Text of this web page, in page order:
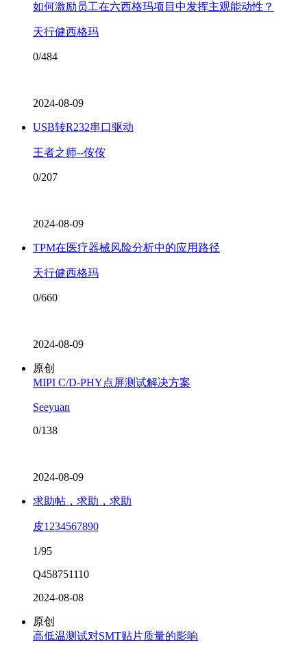
如何激励员工在六西格玛项目中发挥主观能动性？
天行健西格玛
0/484
2024-08-09
USB转R232串口驱动
王者之师--侒侒
0/207
2024-08-09
TPM在医疗器械风险分析中的应用路径
天行健西格玛
0/660
2024-08-09
原创
MIPI C/D-PHY点屏测试解决方案
Seeyuan
0/138
2024-08-09
求助帖，求助，求助
皮1234567890
1/95
Q458751110
2024-08-08
原创
高低温测试对SMT贴片质量的影响